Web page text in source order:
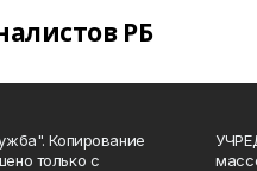
РБ
Копирование
только с